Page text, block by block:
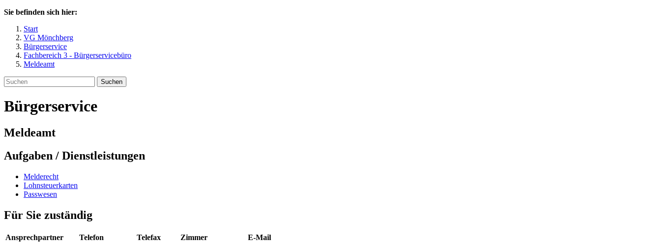
Sie befinden sich hier:
Start
VG Mönchberg
Bürgerservice
Fachbereich 3 - Bürgerservicebüro
Meldeamt
Suchen
Bürgerservice
Meldeamt
Aufgaben / Dienstleistungen
Melderecht
Lohnsteuerkarten
Passwesen
Für Sie zuständig
Ansprechpartner Telefon Telefax Zimmer
E-Mail